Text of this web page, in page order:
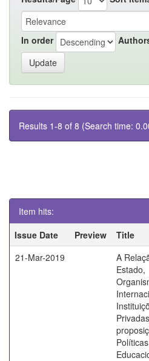
In order
Results 1-8 of 8 (Search time:
Item hits:
Issue Date
Preview Title
21-Mar-2019
A
Estado,
Políticas